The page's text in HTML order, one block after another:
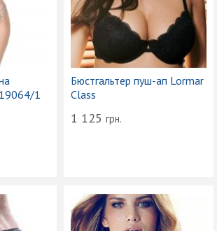
1
Бюстгальтер пуш-ап Lormar
Class
1 125 грн.